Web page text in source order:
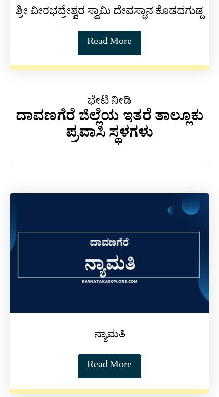
ಶ್ರೀ ವೀರಭದ್ರೇಶ್ವರ ಸ್ವಾಮಿ ದೇವಸ್ಥಾನ ಕೊಡದಗುಡ್ಡ
Read More
ಭೇಟಿ ನೀಡಿ
ದಾವಣಗೆರೆ ಜಿಲ್ಲೆಯ ಇತರೆ ತಾಲ್ಲೂಕು
ಪ್ರವಾಸಿ ಸ್ಥಳಗಳು
ನ್ಯಾಮತಿ
Read More